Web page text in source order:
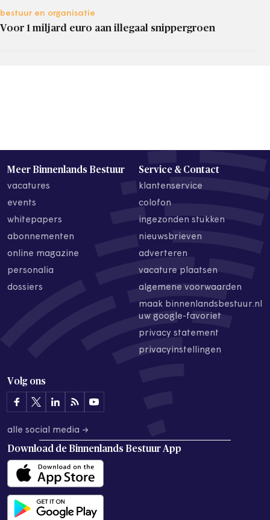
bestuur en organisatie
Voor 1 miljard euro aan illegaal snippergroen
Meer Binnenlands Bestuur
vacatures
events
whitepapers
abonnementen
online magazine
personalia
dossiers
Service & Contact
klantenservice
colofon
ingezonden stukken
nieuwsbrieven
adverteren
vacature plaatsen
algemene voorwaarden
maak binnenlandsbestuur.nl
uw google-favoriet
privacy statement
privacyinstellingen
Volg ons
alle social media →
Download de Binnenlands Bestuur App